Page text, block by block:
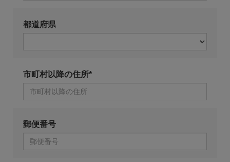
都道府県
市町村以降の住所*
郵便番号